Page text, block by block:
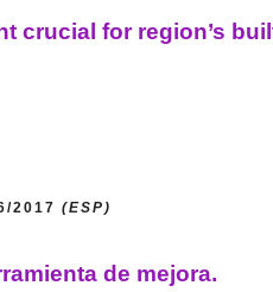
crucial for region’s
2017 (ESP)
de mejora.